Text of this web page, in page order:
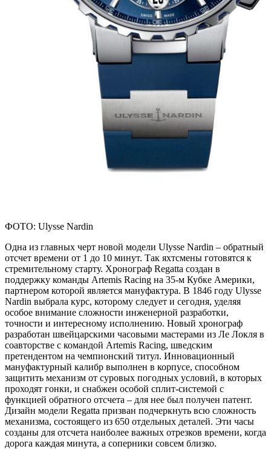
ФОТО: Ulysse Nardin
Одна из главных черт новой модели Ulysse Nardin – обратный
отсчет времени от 1 до 10 минут. Так яхтсмены готовятся к
стремительному старту. Хронограф Regatta создан в
поддержку команды Artemis Racing на 35-м Кубке Америки,
партнером которой является мануфактура. В 1846 году Ulysse
Nardin выбрала курс, которому следует и сегодня, уделяя
особое внимание сложности инженерной разработки,
точности и интересному исполнению. Новый хронограф
разработан швейцарскими часовыми мастерами из Ле Локля в
соавторстве с командой Artemis Racing, шведским
претендентом на чемпионский титул. Инновационный
мануфактурный калибр выполнен в корпусе, способном
защитить механизм от суровых погодных условий, в которых
проходят гонки, и снабжен особой сплит-системой с
функцией обратного отсчета – для нее был получен патент.
Дизайн модели Regatta призван подчеркнуть всю сложность
механизма, состоящего из 650 отдельных деталей. Эти часы
созданы для отсчета наиболее важных отрезков времени, когда
дорога каждая минута, а соперники совсем близко.